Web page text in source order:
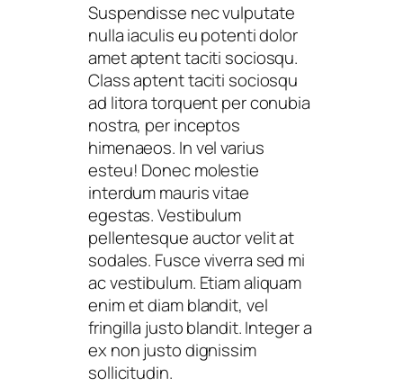
Suspendisse nec vulputate
nulla iaculis eu potenti dolor
amet aptent taciti sociosqu.
Class aptent taciti sociosqu
ad litora torquent per conubia
nostra, per inceptos
himenaeos. In vel varius
esteu! Donec molestie
interdum mauris vitae
egestas. Vestibulum
pellentesque auctor velit at
sodales. Fusce viverra sed mi
ac vestibulum. Etiam aliquam
enim et diam blandit, vel
fringilla justo blandit. Integer a
ex non justo dignissim
sollicitudin.